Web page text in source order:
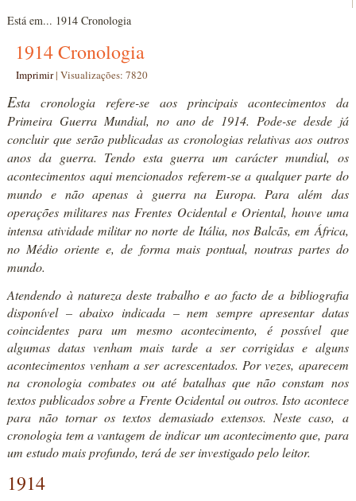
Está em... 1914 Cronologia
1914 Cronologia
Imprimir|Visualizações: 7820
Esta cronologia refere-se aos principais acontecimentos da
Primeira Guerra Mundial, no ano de 1914. Pode-se desde já
concluir que serão publicadas as cronologias relativas aos outros
anos da guerra. Tendo esta guerra um carácter mundial, os
acontecimentos aqui mencionados referem-se a qualquer parte do
mundo e não apenas à guerra na Europa. Para além das
operações militares nas Frentes Ocidental e Oriental, houve uma
intensa atividade militar no norte de Itália, nos Balcãs, em África,
no Médio oriente e, de forma mais pontual, noutras partes do
mundo.
Atendendo à natureza deste trabalho e ao facto de a bibliografia
disponível – abaixo indicada – nem sempre apresentar datas
coincidentes para um mesmo acontecimento, é possível que
algumas datas venham mais tarde a ser corrigidas e alguns
acontecimentos venham a ser acrescentados. Por vezes, aparecem
na cronologia combates ou até batalhas que não constam nos
textos publicados sobre a Frente Ocidental ou outros. Isto acontece
para não tornar os textos demasiado extensos. Neste caso, a
cronologia tem a vantagem de indicar um acontecimento que, para
um estudo mais profundo, terá de ser investigado pelo leitor.
1914